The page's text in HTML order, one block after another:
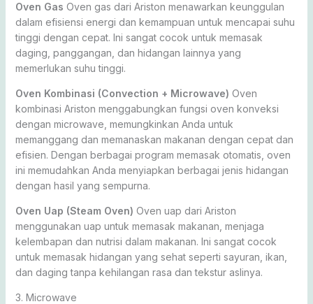
Oven Gas Oven gas dari Ariston menawarkan keunggulan
dalam efisiensi energi dan kemampuan untuk mencapai suhu
tinggi dengan cepat. Ini sangat cocok untuk memasak
daging, panggangan, dan hidangan lainnya yang
memerlukan suhu tinggi.
Oven Kombinasi (Convection + Microwave) Oven
kombinasi Ariston menggabungkan fungsi oven konveksi
dengan microwave, memungkinkan Anda untuk
memanggang dan memanaskan makanan dengan cepat dan
efisien. Dengan berbagai program memasak otomatis, oven
ini memudahkan Anda menyiapkan berbagai jenis hidangan
dengan hasil yang sempurna.
Oven Uap (Steam Oven) Oven uap dari Ariston
menggunakan uap untuk memasak makanan, menjaga
kelembapan dan nutrisi dalam makanan. Ini sangat cocok
untuk memasak hidangan yang sehat seperti sayuran, ikan,
dan daging tanpa kehilangan rasa dan tekstur aslinya.
3. Microwave